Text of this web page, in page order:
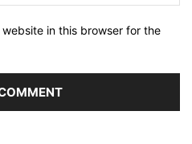
in this browser for the